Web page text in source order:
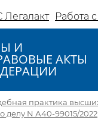
Работа
И
АКТЫ
практика
делу N А40-99015/2022